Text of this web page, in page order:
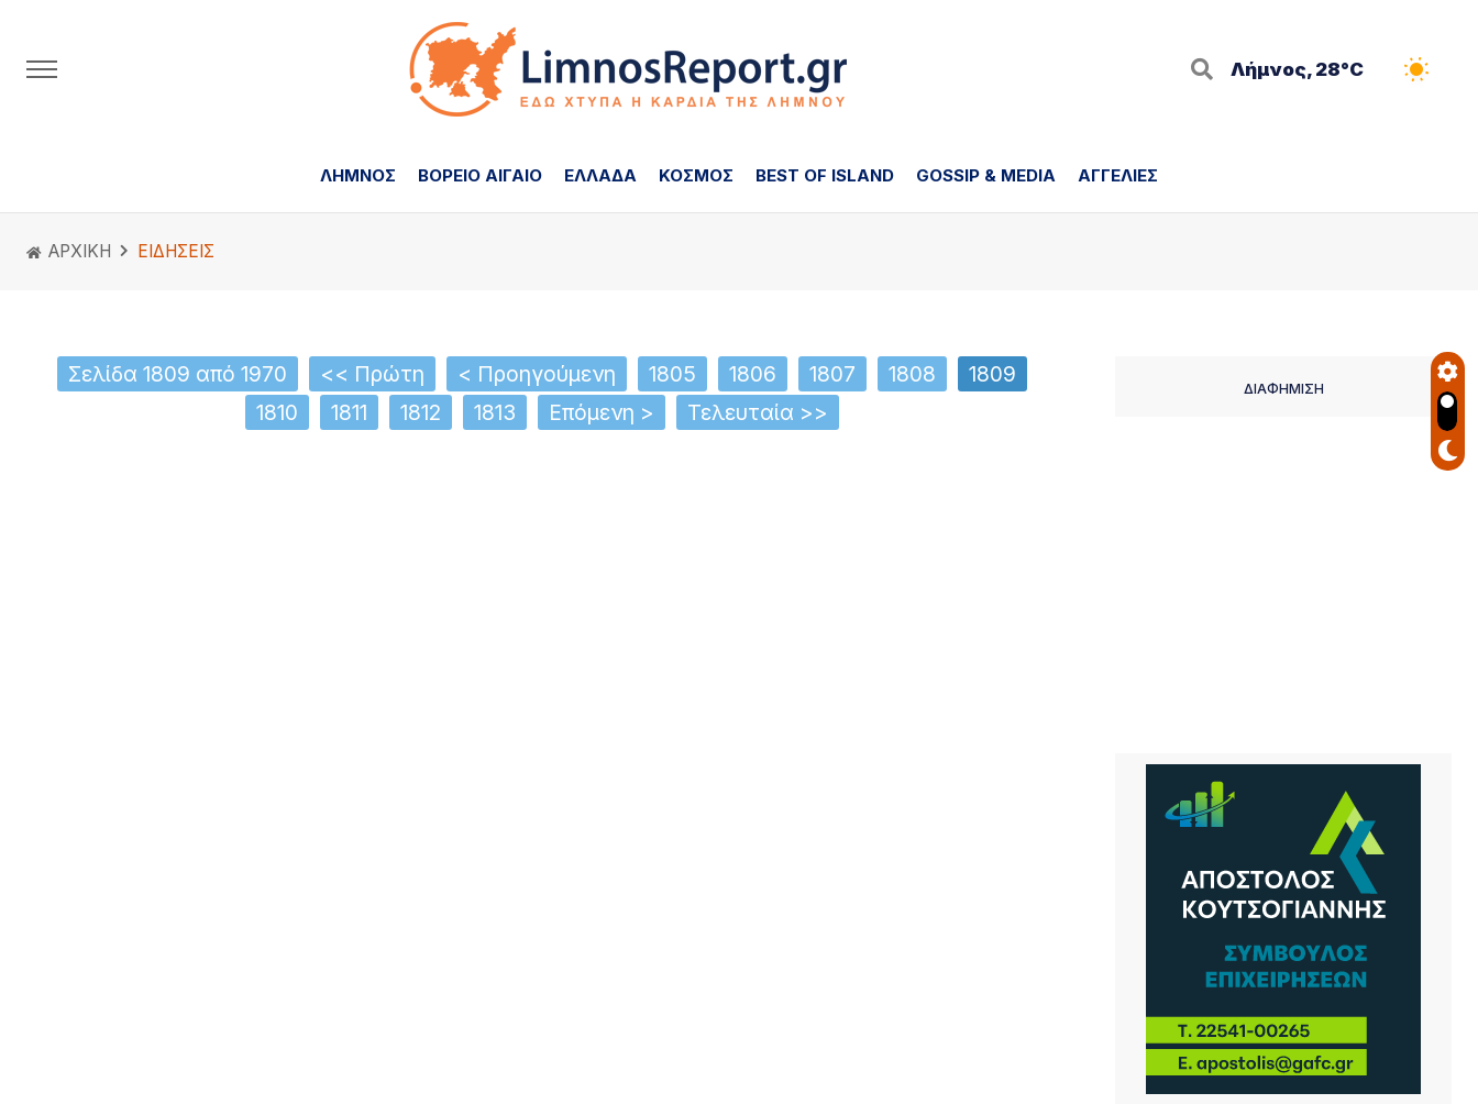
Λήμνος, 28°C
ΛΗΜΝΟΣ ΒΟΡΕΙΟ ΑΙΓΑΙΟ ΕΛΛΑΔΑ ΚΟΣΜΟΣ BEST OF ISLAND GOSSIP & MEDIA ΑΓΓΕΛΙΕΣ
ΑΡΧΙΚΗ ΕΙΔΗΣΕΙΣ
Σελίδα 1809 από 1970 << Πρώτη < Προηγούμενη 1805 1806 1807 1808
1809
1810
1811 1812 1813 Επόμενη > Τελευταία >>
ΔΙΑΦΗΜΙΣΗ